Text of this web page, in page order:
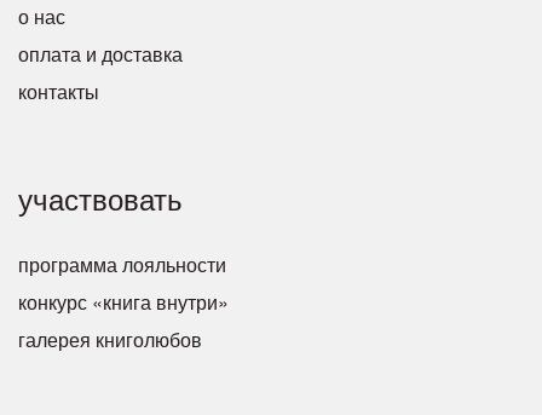
о нас
оплата и доставка
контакты
участвовать
программа лояльности
конкурс «книга внутри»
галерея книголюбов